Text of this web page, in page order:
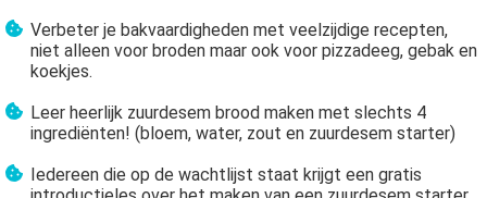
Verbeter je bakvaardigheden met veelzijdige recepten,
niet alleen voor broden maar ook voor pizzadeeg, gebak en
koekjes.
Leer heerlijk zuurdesem brood maken met slechts 4
ingrediënten! (bloem, water, zout en zuurdesem starter)
Iedereen die op de wachtlijst staat krijgt een gratis